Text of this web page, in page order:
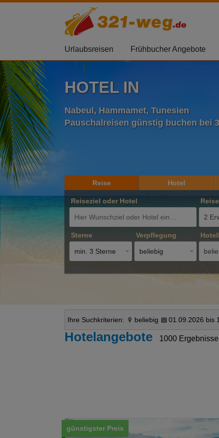
Urlaubsreisen Frühbucher Angebote
HOTEL IN
Nabeul, Hammamet, Tunesien
Pauschalreisen günstig buchen bei
Reise Hotel
Reiseziel oder Hotel
2
Sterne
min. 3 Sterne
Verpflegung
beliebig
Ihre Suchkriterien: beliebig 01.09.2026 bis
Hotelangebote 1000 Ergebnisse
günstigster Preis